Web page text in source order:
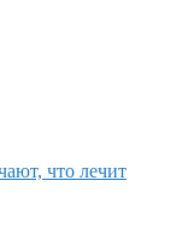
что лечит